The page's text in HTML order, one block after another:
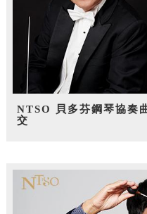
NTSO 貝多芬鋼琴協奏
交